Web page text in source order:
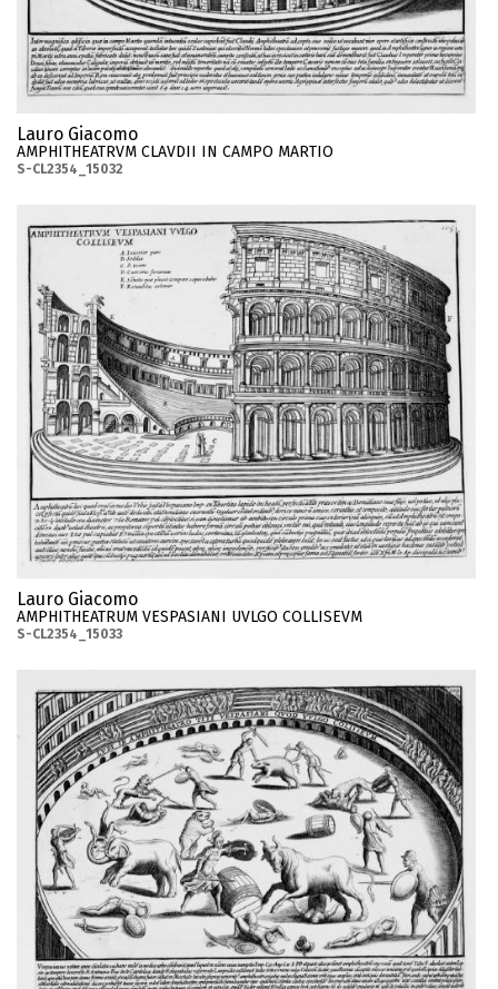
Lauro Giacomo
AMPHITHEATRVM CLAVDII IN CAMPO MARTIO
S-CL2354_15032
Lauro Giacomo
AMPHITHEATRUM VESPASIANI UVLGO COLLISEVM
S-CL2354_15033